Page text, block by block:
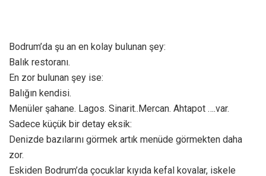
Bodrum’da şu an en kolay bulunan şey:
Balık restoranı.
En zor bulunan şey ise:
Balığın kendisi.
Menüler şahane. Lagos. Sinarit..Mercan. Ahtapot ….var.
Sadece küçük bir detay eksik:
Denizde bazılarını görmek artık menüde görmekten daha
zor.
Eskiden Bodrum’da çocuklar kıyıda kefal kovalar, iskele